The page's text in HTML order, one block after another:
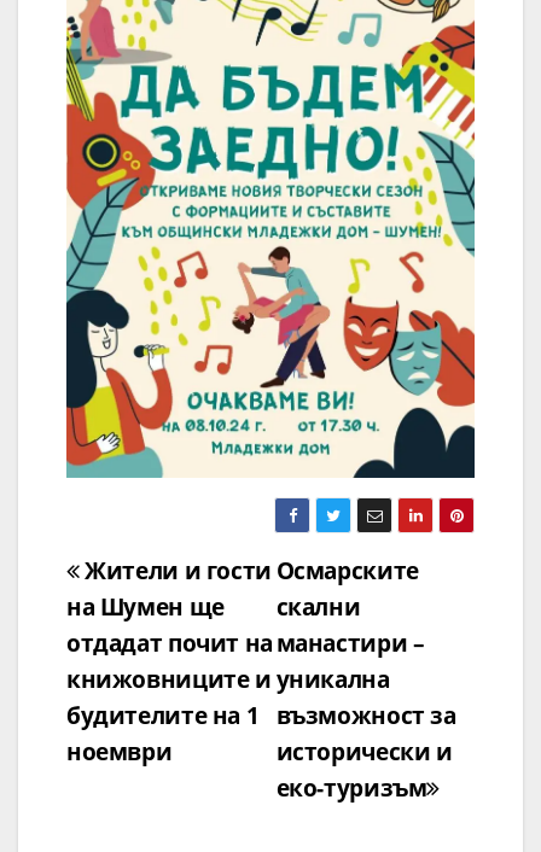
Навигация
Осмарските
скални
манастири –
уникална
възможност за
исторически и
еко-туризъм
Жители и гости
на Шумен ще
отдадат почит на
книжовниците и
будителите на 1
ноември